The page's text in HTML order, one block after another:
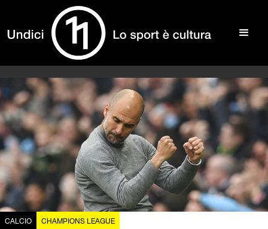
CALCIO CHAMPIONS LEAGUE